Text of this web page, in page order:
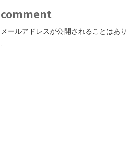
comment
メールアドレスが公開されることはあり